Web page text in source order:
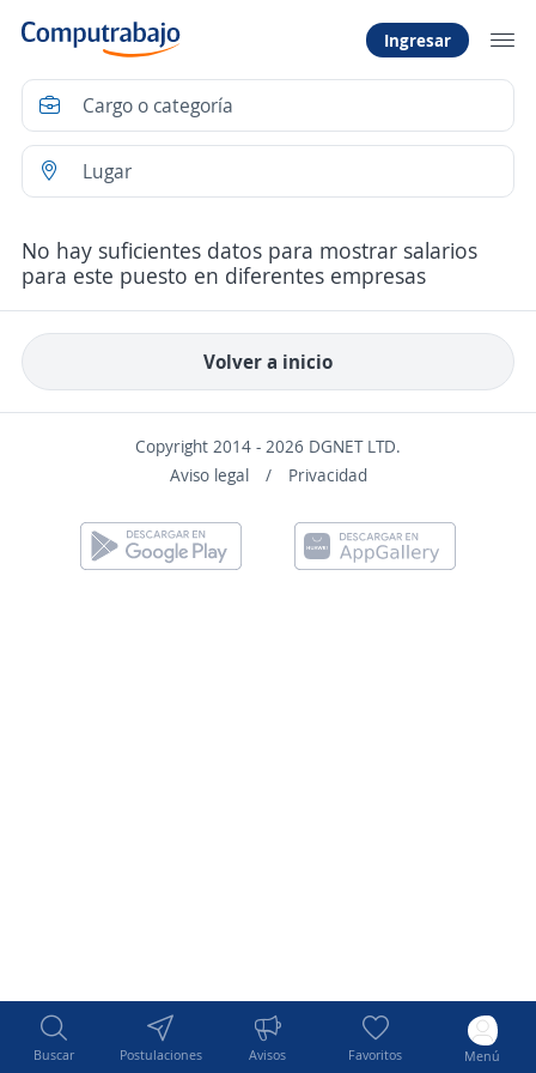
Ingresar
Buscar Postulaciones Avisos Favoritos Menú
No hay suficientes datos para mostrar salarios
para este puesto en diferentes empresas
Volver a inicio
Copyright 2014 - 2026 DGNET LTD.
Aviso legal
/ Privacidad